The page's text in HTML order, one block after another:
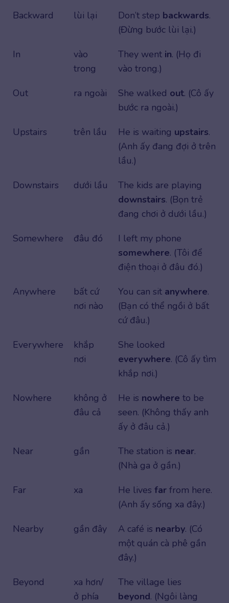
Backward
lùi lại Don’t step backwards.
(Đừng bước lùi lại.)
In
vào
trong
They went in. (Họ đi
vào trong.)
Out
ra ngoài She walked out. (Cô ấy
bước ra ngoài.)
Upstairs
trên lầu He is waiting upstairs.
(Anh ấy đang đợi ở trên
lầu.)
Downstairs
dưới lầu
The kids are playing
downstairs. (Bọn trẻ
đang chơi ở dưới lầu.)
Somewhere
đâu đó
I left my phone
somewhere. (Tôi để
điện thoại ở đâu đó.)
Anywhere
bất cứ
nơi nào
You can sit anywhere.
(Bạn có thể ngồi ở bất
cứ đâu.)
Everywhere
khắp
nơi
She looked
everywhere. (Cô ấy tìm
khắp nơi.)
Nowhere
không ở
đâu cả
He is nowhere to be
seen. (Không thấy anh
ấy ở đâu cả.)
Near
gần The station is near.
(Nhà ga ở gần.)
Far
xa He lives far from here.
(Anh ấy sống xa đây.)
Nearby
gần đây A café is nearby. (Có
một quán cà phê gần
đây.)
Beyond
xa hơn/
ở phía
The village lies
beyond. (Ngôi làng